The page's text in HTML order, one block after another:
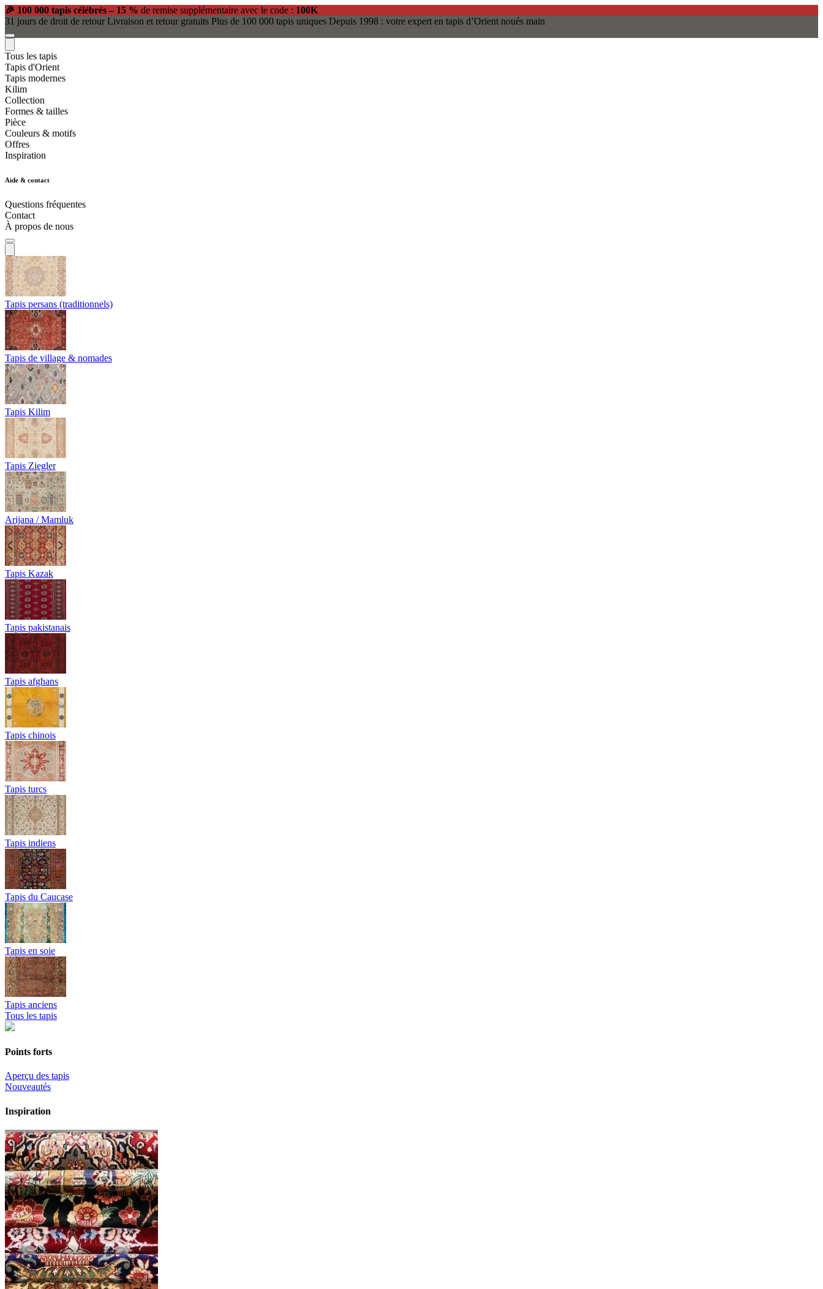
🎉 100 000 tapis célébrés – 15 % de remise supplémentaire avec le code : 100K
31 jours de droit de retour Livraison et retour gratuits Plus de 100 000 tapis uniques Depuis 1998 : votre expert en tapis d’Orient noués main
Tous les tapis
Tapis d'Orient
Tapis modernes
Kilim
Collection
Formes & tailles
Pièce
Couleurs & motifs
Offres
Inspiration
Aide & contact
Questions fréquentes
Contact
À propos de nous
Tapis persans (traditionnels)
Tapis de village & nomades
Tapis Kilim
Tapis Ziegler
Arijana / Mamluk
Tapis Kazak
Tapis pakistanais
Tapis afghans
Tapis chinois
Tapis turcs
Tapis indiens
Tapis du Caucase
Tapis en soie
Tapis anciens
Tous les tapis
Points forts
Aperçu des tapis
Nouveautés
Inspiration